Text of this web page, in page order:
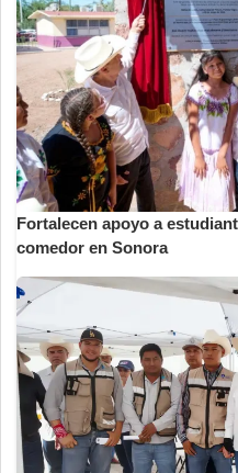
Fortalecen apoyo a
comedor en Sonora